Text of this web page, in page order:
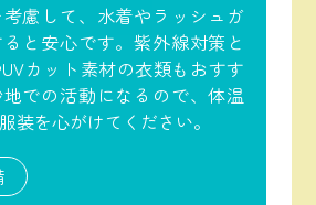
慮して、水着やラッシュガ
と安心です。紫外線対策と
カット素材の衣類もおすす
での活動になるので、体温
装を心がけてください。